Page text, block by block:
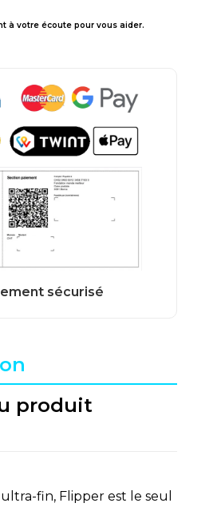
à votre écoute pour vous aider.
produit
fin, Flipper est le seul